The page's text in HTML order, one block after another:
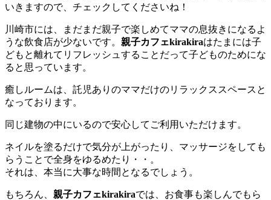
いきますので、チェックしてくださいね！
川崎市には、まだまだ親子で楽しめてママの息抜きになるよ
うな飲食店が少ないです。 親子カフェkirakiraはたまには子
どもと離れてリフレッシュすることだって子どものためにな
ると思っています。
癒しルームは、託児ありのママだけのリラックススペースと
なっております。
同じ建物の中にいるので安心してご利用いただけます。
ネイルを塗るだけで気分が上がったり、マッサージをしても
らうことで全身をゆるめたり・・。
それは、本当に大事な時間となるでしょう。
もちろん、 親子カフェkirakiraでは、お食事も楽しんでもら